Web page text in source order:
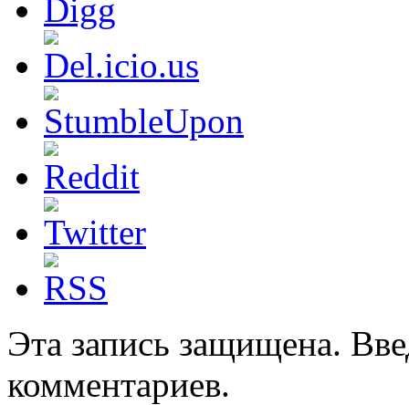
Эта запись защищена.
комментариев.